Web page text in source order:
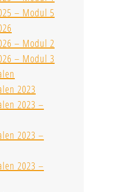
– Modul 5
– Modul 2
– Modul 3
2023
2023 –
2023 –
2023 –